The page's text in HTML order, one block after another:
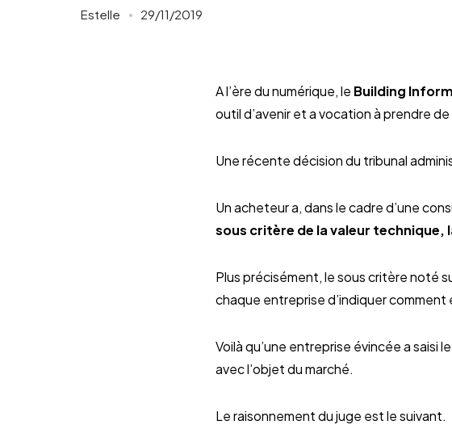
Estelle 29/11/2019
A l’ère du numérique, le Building
outil d’avenir et a vocation à prendre
Une récente décision du tribunal
Un acheteur a, dans le cadre d’une
sous critère de la valeur technique,
Plus précisément, le sous critère noté
chaque entreprise d’indiquer comment
Voilà qu’une entreprise évincée a
avec l’objet du marché.
Le raisonnement du juge est le suivant.